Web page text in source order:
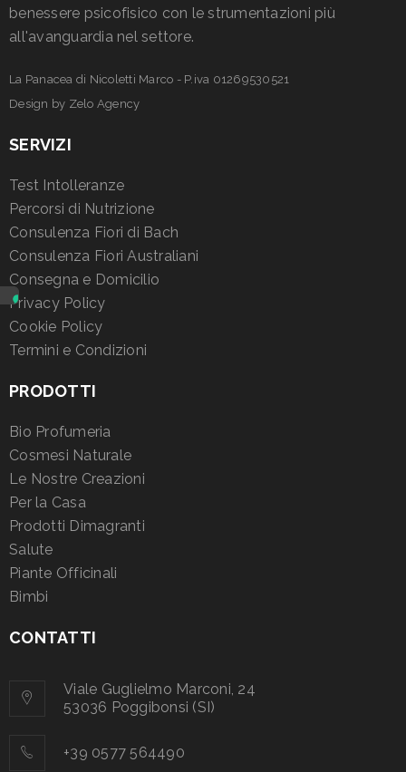
benessere psicofisico con le strumentazioni più
all'avanguardia nel settore.
La Panacea di Nicoletti Marco - P.iva 01269530521
Design by Zelo Agency
SERVIZI
Test Intolleranze
Percorsi di Nutrizione
Consulenza Fiori di Bach
Consulenza Fiori Australiani
Consegna e Domicilio
Privacy Policy
Cookie Policy
Termini e Condizioni
PRODOTTI
Bio Profumeria
Cosmesi Naturale
Le Nostre Creazioni
Per la Casa
Prodotti Dimagranti
Salute
Piante Officinali
Bimbi
CONTATTI
Viale Guglielmo Marconi, 24
53036 Poggibonsi (SI)
+39 0577 564490